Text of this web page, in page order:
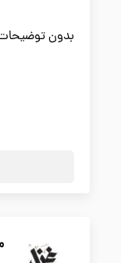
بدون